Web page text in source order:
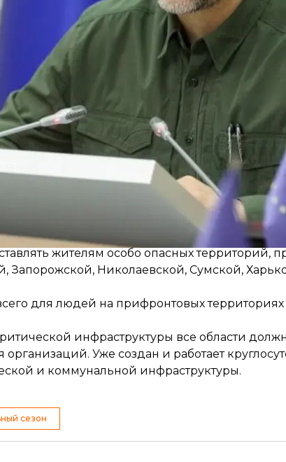
среды и природных ресурсов сообщили,
дров.
562 млн гривен на закупку дров
. В
жителям особо опасных
Запорожской, Николаевской, Сумской,
для людей на прифронтовых
инфраструктуры все области
Уже создан и работает
и коммунальной инфраструктуры.
сезон